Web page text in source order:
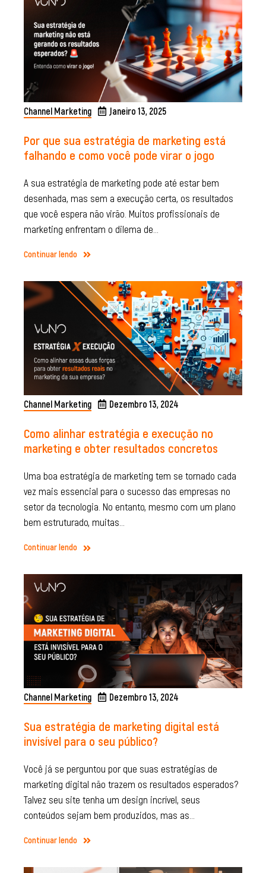
Channel Marketing Janeiro 13, 2025
Por que sua estratégia de marketing está
falhando e como você pode virar o jogo
A sua estratégia de marketing pode até estar bem
desenhada, mas sem a execução certa, os resultados
que você espera não virão. Muitos profissionais de
marketing enfrentam o dilema de…
Continuar lendo
Channel Marketing Dezembro 13, 2024
Como alinhar estratégia e execução no
marketing e obter resultados concretos
Uma boa estratégia de marketing tem se tornado cada
vez mais essencial para o sucesso das empresas no
setor da tecnologia. No entanto, mesmo com um plano
bem estruturado, muitas…
Continuar lendo
Channel Marketing Dezembro 13, 2024
Sua estratégia de marketing digital está
invisível para o seu público?
Você já se perguntou por que suas estratégias de
marketing digital não trazem os resultados esperados?
Talvez seu site tenha um design incrível, seus
conteúdos sejam bem produzidos, mas as…
Continuar lendo